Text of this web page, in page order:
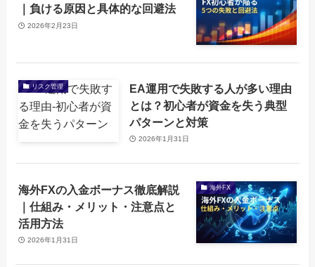
｜負ける原因と具体的な回避法
2026年2月23日
リスク管理
EA運用で失敗する人が多い理由
とは？初心者が資金を失う典型
パターンと対策
2026年1月31日
海外FX
海外FXの入金ボーナス徹底解説
｜仕組み・メリット・注意点と
活用方法
2026年1月31日